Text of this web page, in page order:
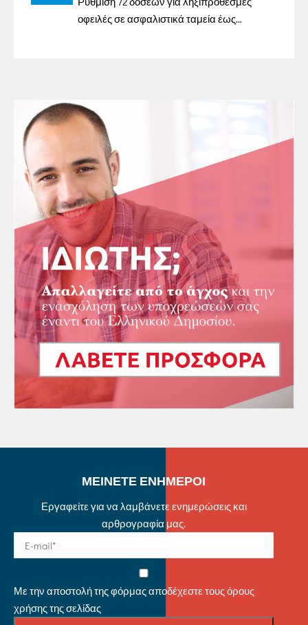
οφειλές σε ασφαλιστικά ταμεία έως
ΜΕΙΝΕΤΕ ΕΝΗΜΕΡΟΙ
Εργαφείτε για να λαμβάνετε ενημερώσεις και
αρθρογραφία μας.
Με την αποστολή της φόρμας αποδέχεστε τους όρους
χρήσης της σελίδας